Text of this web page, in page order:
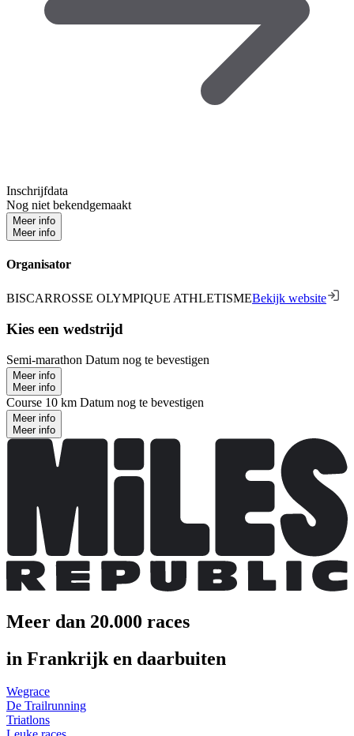
Inschrijfdata
Nog niet bekendgemaakt
Meer info
Meer info
Organisator
BISCARROSSE OLYMPIQUE ATHLETISMEBekijk website
Kies een wedstrijd
Semi-marathon Datum nog te bevestigen
Meer info
Meer info
Course 10 km Datum nog te bevestigen
Meer info
Meer info
Meer dan 20.000 races
in Frankrijk en daarbuiten
Wegrace
De Trailrunning
Triatlons